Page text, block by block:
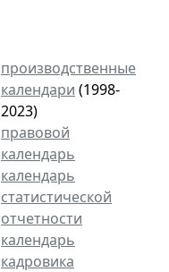
производственные
календари (1998-
2023)
правовой
календарь
календарь
статистической
отчетности
календарь
кадровика